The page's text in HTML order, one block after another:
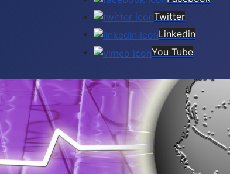
Twitter
Linkedin
You Tube